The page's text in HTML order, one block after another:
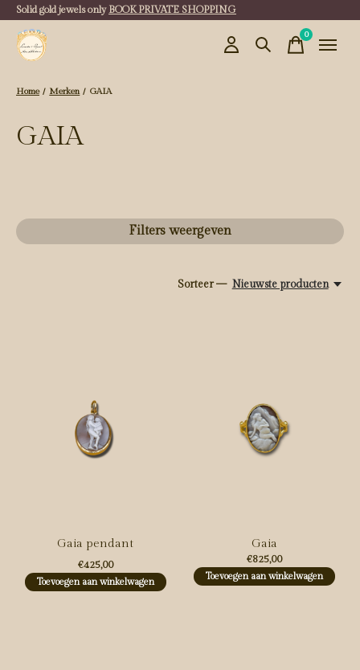
Solid gold jewels only BOOK PRIVATE SHOPPING
0items
Home / Merken / GAIA
GAIA
Filters weergeven
Sorteer — Nieuwste producten
Gaia pendant
€425,00
Toevoegen aan winkelwagen
Gaia
€825,00
Toevoegen aan winkelwagen